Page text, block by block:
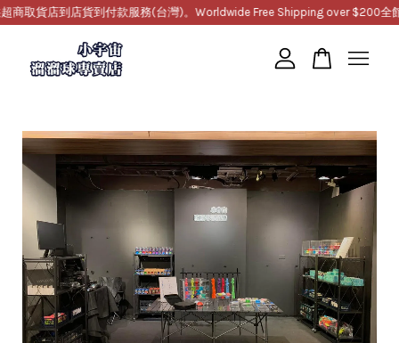
商取貨店到店貨到付款服務(台灣)。Worldwide Free Shipping over $200全
繼續購物